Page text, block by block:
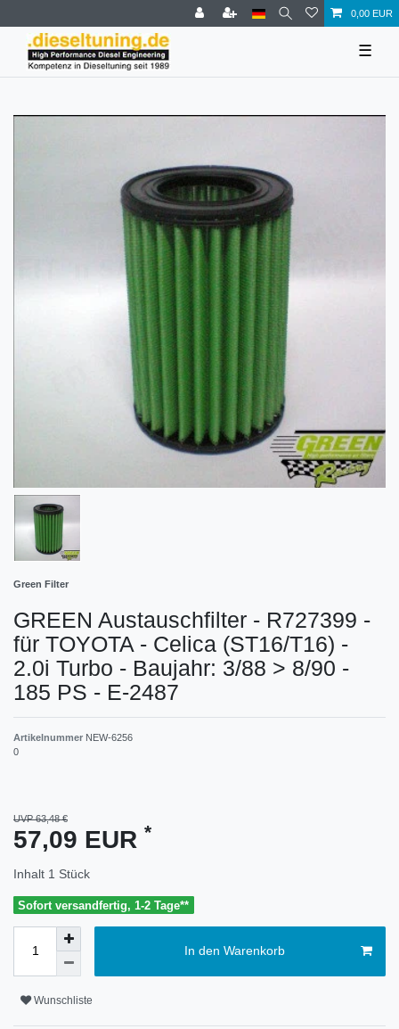
0,00 EUR
☰
Green Filter
GREEN Austauschfilter - R727399 -
für TOYOTA - Celica (ST16/T16) -
2.0i Turbo - Baujahr: 3/88 > 8/90 -
185 PS - E-2487
Artikelnummer NEW-6256
0
UVP 63,48 €
57,09 EUR *
Inhalt 1 Stück
Sofort versandfertig, 1-2 Tage**
In den Warenkorb
Wunschliste